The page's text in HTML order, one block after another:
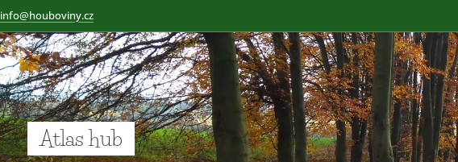
info@houboviny.cz
Atlas hub